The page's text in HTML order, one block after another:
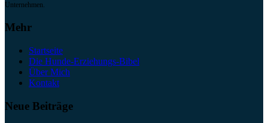
Unternehmen.
Mehr
Startseite
Die Hunde-Erziehungs-Bibel
Über Mich
Kontakt
Neue Beiträge